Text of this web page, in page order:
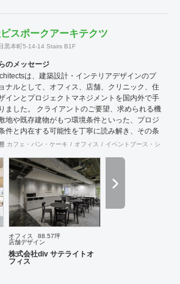
スポークアーキテクツ
黒本町5-14-14 Stairs B1F
のメッセージ
は、建築設計・インテリアデザインのプ
ナルとして、オフィス、店舗、クリニック、住
インとプロジェクトマネジメントを国内外で手
ました。 クライアントのご要望、求められる機
地や既存建物がもつ環境条件といった、プロジ
件と内在する可能性を丁寧に読み解き、その条
な空間環境の豊かさを提案し、カタチにしま
ケープデザイン等の専門家と協働し、大規模建
設計にも対応致します。 ご要望に合わせて、設
に加えて、予算管理・工程管理・別途工事の一
めたプロジェクトマネジメントを担い、ワンス
ロジェクト推進を行います。発注管理における
のご負担を軽減するとともに、第三者的な立場
を適切に管理することで、クライアントの利益
管理と、工事品質の向上を実現致します。 ま
ビス立上げやリブランディングに際しては、空
な見地から事業企画やCI計画・デザインマニュ
カフェ・パン・ケーキ オフィス イベントブース・ショール
オフィス
88.57坪
店舗デザイン
株式会社div サテライトオ
フィス